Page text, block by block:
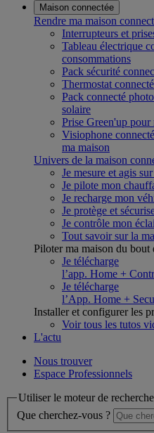
Maison connectée
Rendre ma maison
Interrupteurs et
Tableau électrique
consommations
Pack sécurité
Thermostat
Pack connecté
solaire
Prise Green'up
Visiophone
ma maison
Univers de la maison
Je mesure et agis
Je pilote mon
Je recharge mon
Je protège et
Je contrôle mon
Tout savoir sur la
Piloter ma maison du bout
Je télécharge
l’app. Home +
Je télécharge
l’App. Home +
Installer et configurer les
Voir tous les tutos
L'actu
Nous trouver
Espace Professionnels
Utiliser le moteur de recherche
Que cherchez-vous ?